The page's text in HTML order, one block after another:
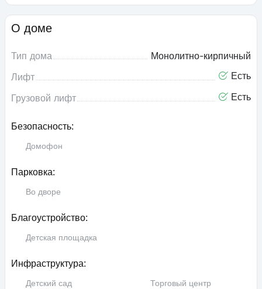
О доме
Тип дома
Монолитно-кирпичный
Лифт
Есть
Грузовой лифт
Есть
Безопасность:
Домофон
Парковка:
Во дворе
Благоустройство:
Детская площадка
Инфраструктура:
Детский сад
Торговый центр